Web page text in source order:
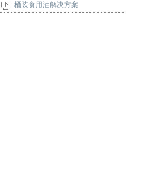
桶装食用油解决方案